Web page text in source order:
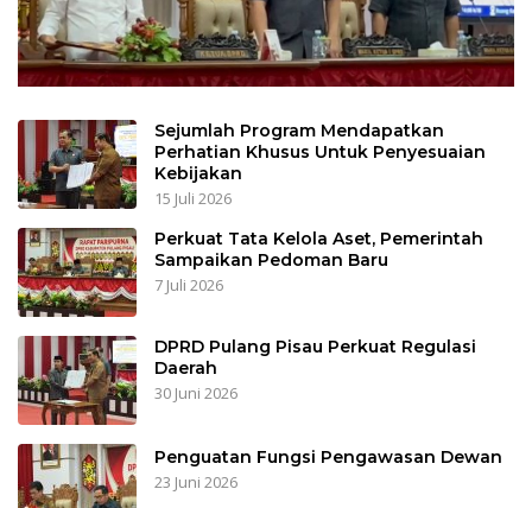
Sejumlah Program Mendapatkan
Perhatian Khusus Untuk Penyesuaian
Kebijakan
15 Juli 2026
Perkuat Tata Kelola Aset, Pemerintah
Sampaikan Pedoman Baru
7 Juli 2026
DPRD Pulang Pisau Perkuat Regulasi
Daerah
30 Juni 2026
Penguatan Fungsi Pengawasan Dewan
23 Juni 2026